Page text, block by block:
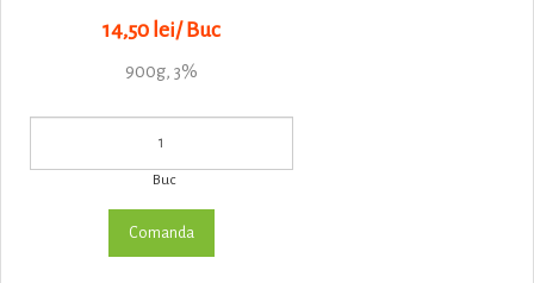
14,50 lei/ Buc
900g, 3%
Buc